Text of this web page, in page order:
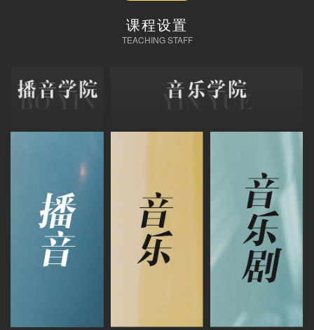
课程设置
TEACHING STAFF